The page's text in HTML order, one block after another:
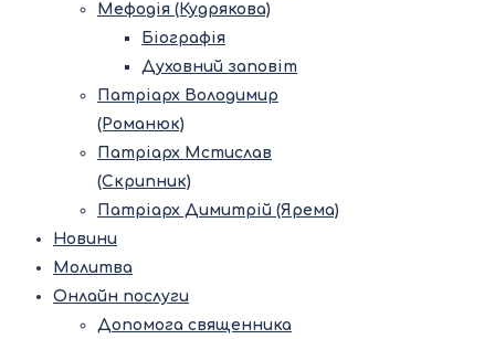
Мефодія (Кудрякова)
Біографія
Духовний заповіт
Патріарх Володимир
(Романюк)
Патріарх Мстислав
(Скрипник)
Патріарх Димитрій (Ярема)
Новини
Молитва
Онлайн послуги
Допомога священника